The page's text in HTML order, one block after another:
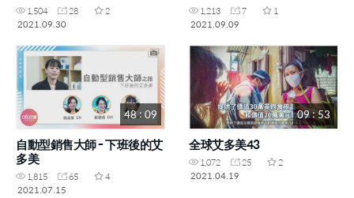
DM、林家弘SM)
1,504 28
2
2021.09.30
1,213 7
1
2021.09.09
48 : 09
自動型銷售大師 - 下班後的艾
多美
1,815 65
4
2021.07.15
09 : 53
全球艾多美43
1,072 25
2
2021.04.19